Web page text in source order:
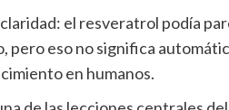
el resveratrol podía
pero eso no significa
en humanos.